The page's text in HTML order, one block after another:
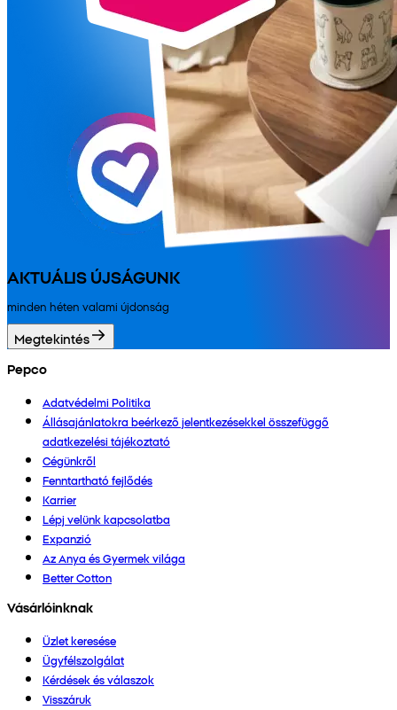
AKTUÁLIS ÚJSÁGUNK
minden héten valami újdonság
Megtekintés
Pepco
Adatvédelmi Politika
Állásajánlatokra beérkező jelentkezésekkel összefüggő
adatkezelési tájékoztató
Cégünkről
Fenntartható fejlődés
Karrier
Lépj velünk kapcsolatba
Expanzió
Az Anya és Gyermek világa
Better Cotton
Vásárlóinknak
Üzlet keresése
Ügyfélszolgálat
Kérdések és válaszok
Visszáruk